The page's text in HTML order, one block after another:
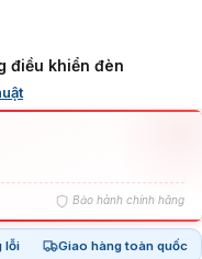
điều khiển đèn
Bảo hành chính hãng
lỗi Giao hàng toàn quốc